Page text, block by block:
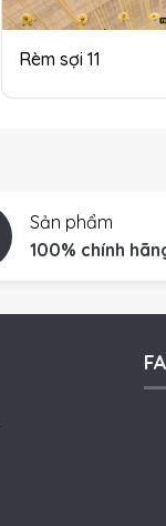
Rèm sợi 11
Sản phẩm
100% chính